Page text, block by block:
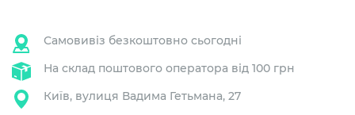
Самовивіз безкоштовно сьогодні
На склад поштового оператора від 100 грн
Київ, вулиця Вадима Гетьмана, 27